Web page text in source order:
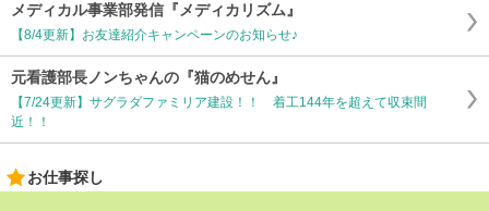
メディカル事業部発信『メディカリズム』
【8/4更新】お友達紹介キャンペーンのお知らせ♪
元看護部長ノンちゃんの『猫のめせん』
【7/24更新】サグラダファミリア建設！！ 着工144年を超えて収束間
近！！
お仕事探し